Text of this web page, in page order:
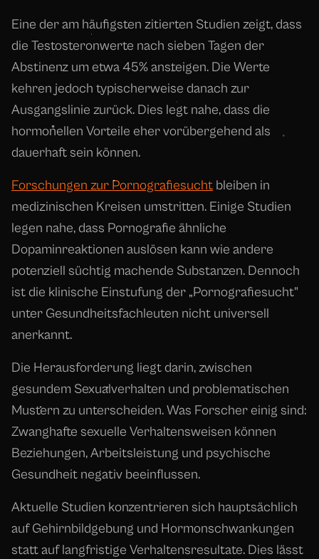
Eine der am häufigsten zitierten Studien zeigt, dass
die Testosteronwerte nach sieben Tagen der
Abstinenz um etwa 45% ansteigen. Die Werte
kehren jedoch typischerweise danach zur
Ausgangslinie zurück. Dies legt nahe, dass die
hormonellen Vorteile eher vorübergehend als
dauerhaft sein können.
Forschungen zur Pornografiesucht bleiben in
medizinischen Kreisen umstritten. Einige Studien
legen nahe, dass Pornografie ähnliche
Dopaminreaktionen auslösen kann wie andere
potenziell süchtig machende Substanzen. Dennoch
ist die klinische Einstufung der „Pornografiesucht"
unter Gesundheitsfachleuten nicht universell
anerkannt.
Die Herausforderung liegt darin, zwischen
gesundem Sexualverhalten und problematischen
Mustern zu unterscheiden. Was Forscher einig sind:
Zwanghafte sexuelle Verhaltensweisen können
Beziehungen, Arbeitsleistung und psychische
Gesundheit negativ beeinflussen.
Aktuelle Studien konzentrieren sich hauptsächlich
auf Gehirnbildgebung und Hormonschwankungen
statt auf langfristige Verhaltensresultate. Dies lässt